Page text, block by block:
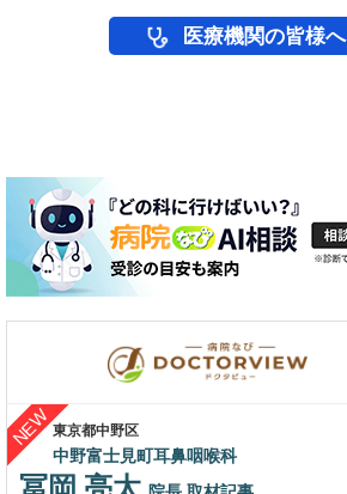
医療機関の皆様へ
東京都中野区
中野富士見町耳鼻咽喉科